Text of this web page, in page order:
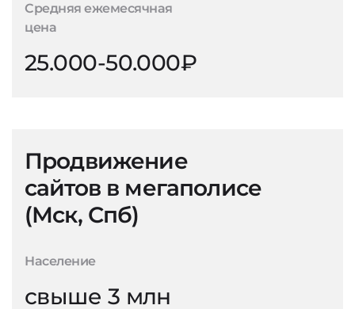
Средняя ежемесячная
цена
25.000-50.000₽
Продвижение
сайтов в мегаполисе
(Мск, Спб)
Население
свыше 3 млн